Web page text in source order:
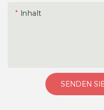
Inhalt
SENDEN